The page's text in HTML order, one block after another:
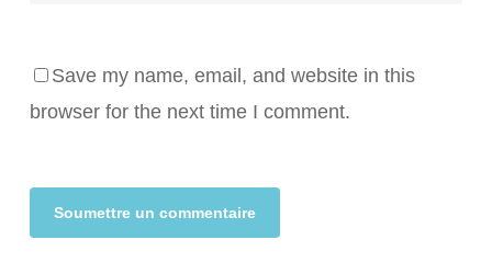
Save my name, email, and website in this
browser for the next time I comment.